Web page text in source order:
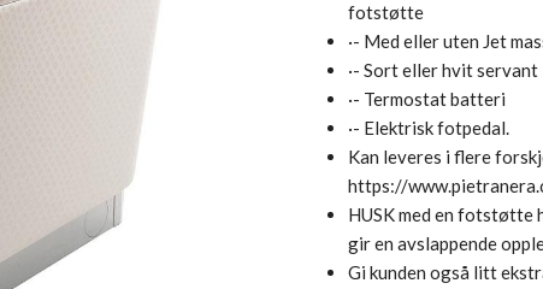
fotstøtte
·- Med eller uten Jet
·- Sort eller hvit servant
·- Termostat batteri
·- Elektrisk fotpedal.
Kan leveres i flere
https://
HUSK med en fotstøtte
gir en avslappende
Gi kunden også litt